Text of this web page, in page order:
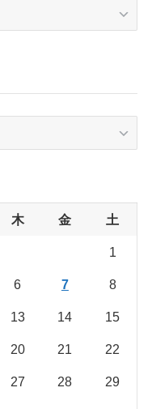
木 金 土
1
6 7 8
13 14 15
20 21 22
27 28 29